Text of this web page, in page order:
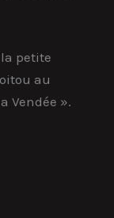
petite
au
Vendée ».